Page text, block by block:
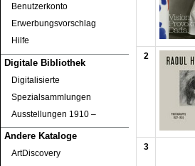
Benutzerkonto
Erwerbungsvorschlag
Hilfe
Digitale Bibliothek
Digitalisierte
Spezialsammlungen
Ausstellungen 1910 ‒
Andere Kataloge
ArtDiscovery
2
3